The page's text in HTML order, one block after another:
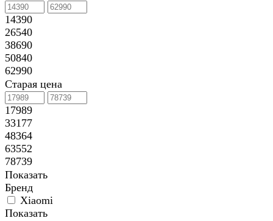
14390
26540
38690
50840
62990
Старая цена
17989
33177
48364
63552
78739
Показать
Бренд
Xiaomi
Показать